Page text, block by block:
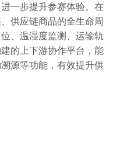
一步提升参赛体验。在
供应链商品的全生命周
、温湿度监测、运输轨
的上下游协作平台，能
源等功能，有效提升供